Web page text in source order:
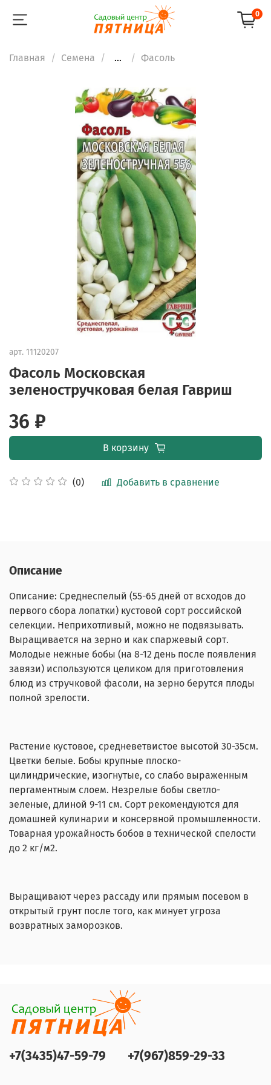
0
Главная Семена ... Фасоль
арт. 11120207
Фасоль Московская
зеленостручковая белая Гавриш
(0) Добавить в сравнение
36 ₽
В корзину
Описание
Описание: Среднеспелый (55-65 дней от всходов до
первого сбора лопатки) кустовой сорт российской
селекции. Неприхотливый, можно не подвязывать.
Выращивается на зерно и как спаржевый сорт.
Молодые нежные бобы (на 8-12 день после появления
завязи) используются целиком для приготовления
блюд из стручковой фасоли, на зерно берутся плоды
полной зрелости.
Растение кустовое, средневетвистое высотой 30-35см.
Цветки белые. Бобы крупные плоско-
цилиндрические, изогнутые, со слабо выраженным
пергаментным слоем. Незрелые бобы светло-
зеленые, длиной 9-11 см. Сорт рекомендуются для
домашней кулинарии и консервной промышленности.
Товарная урожайность бобов в технической спелости
до 2 кг/м2.
Выращивают через рассаду или прямым посевом в
открытый грунт после того, как минует угроза
возвратных заморозков.
+7(3435)47-59-79 +7(967)859-29-33